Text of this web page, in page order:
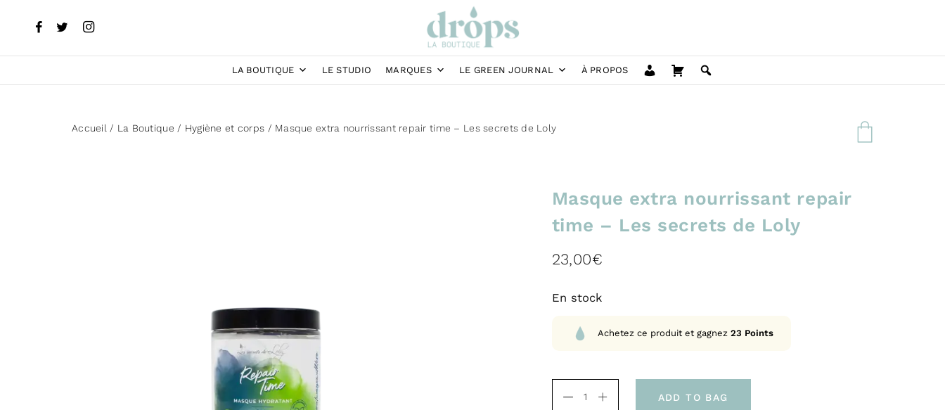
LA BOUTIQUE LE STUDIO MARQUES LE GREEN JOURNAL À PROPOS
Accueil / La Boutique / Hygiène et corps / Masque extra nourrissant repair time – Les secrets de Loly
Masque extra nourrissant repair
time – Les secrets de Loly
23,00€
En stock
Achetez ce produit et gagnez 23 Points
ADD TO BAG